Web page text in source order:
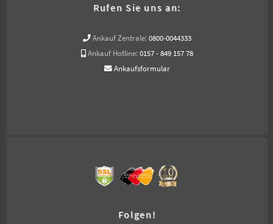
Rufen Sie uns an:
Ankauf Zentrale: 0800-0044333
Ankauf Hotline: 0157 - 849 157 78
Ankaufsformular
Folgen!